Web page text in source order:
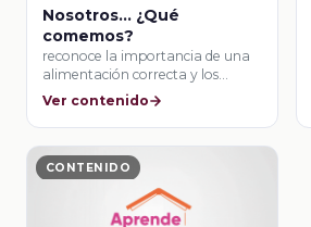
Nosotros… ¿Qué
comemos?
reconoce la importancia de una
alimentación correcta y los
beneficios que aporta …
Ver contenido
CONTENIDO